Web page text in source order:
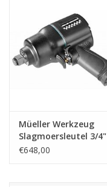
Starten & laden
Diagnose & meten
Luchtgereedschap
Müeller Werkzeug
Slagmoersleutel 3/4"
aansluiting 294 117
€648,00